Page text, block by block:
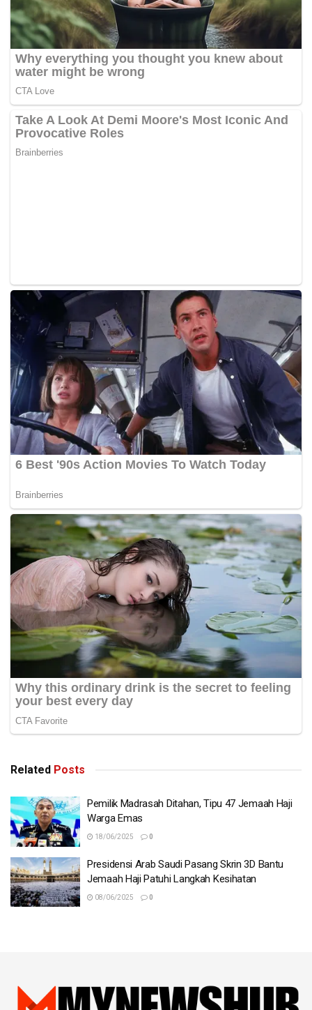
Related Posts
Pemilik Madrasah Ditahan, Tipu 47 Jemaah Haji
Warga Emas
18/06/2025 0
Presidensi Arab Saudi Pasang Skrin 3D Bantu
Jemaah Haji Patuhi Langkah Kesihatan
08/06/2025 0